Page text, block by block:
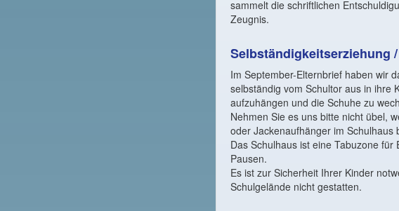
sammelt die schriftlichen
Zeugnis.
Selbständigkeitserziehung
Im September-Elternbrief haben wir
selbständig vom Schultor aus in ihre
aufzuhängen und die Schuhe zu
Nehmen Sie es uns bitte nicht übel,
oder Jackenaufhänger im
Das Schulhaus ist eine Tabuzone
Pausen.
Es ist zur Sicherheit Ihrer Kinder
Schulgelände nicht gestatten.